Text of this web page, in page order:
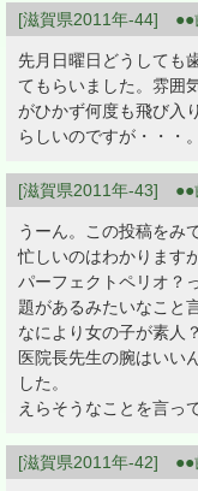
[滋賀県2011年-44]
先月日曜日どうしても
てもらいました。雰囲
がひかず何度も飛び入
らしいのですが・・・。
[滋賀県2011年-43]
うーん。この投稿をみ
忙しいのはわかります
パーフェクトペリオ？
題があるみたいなこと
なにより女の子が素人
医院長先生の腕はいい
した。
えらそうなことを言っ
[滋賀県2011年-42]